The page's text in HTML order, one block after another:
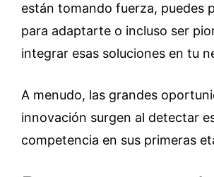
están tomando fuerza, puedes
para adaptarte o incluso ser
integrar esas soluciones en tu
A menudo, las grandes
innovación surgen al detectar
competencia en sus primeras